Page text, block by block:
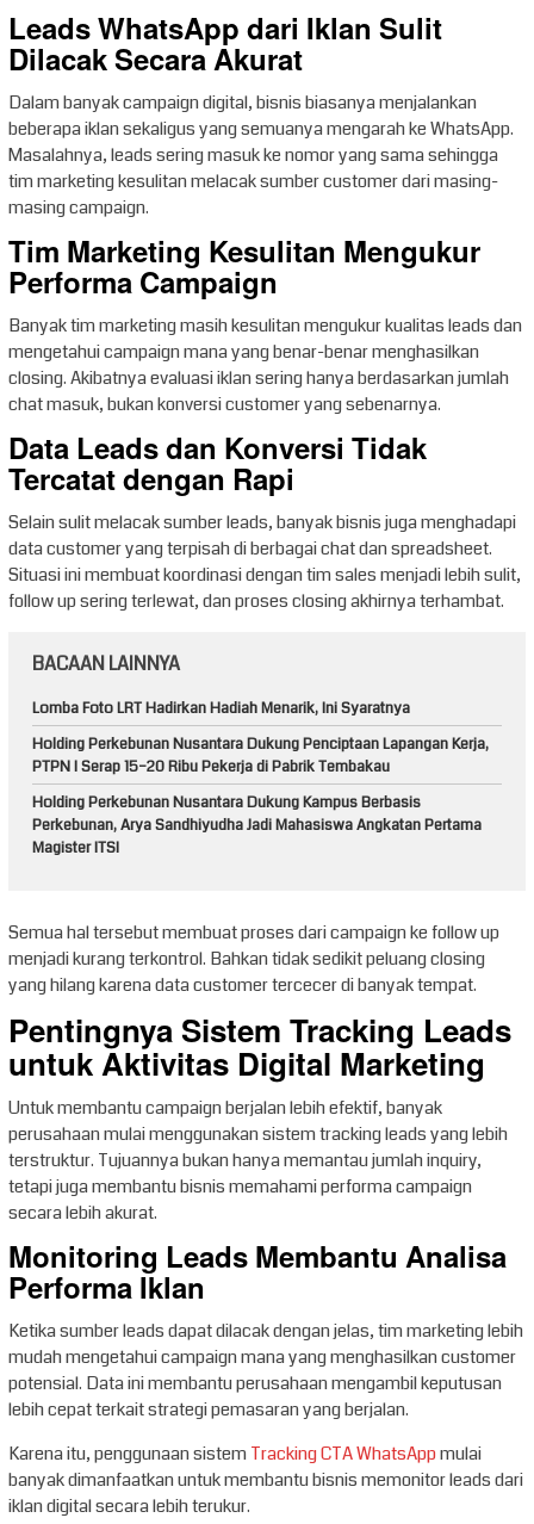
Leads WhatsApp dari Iklan Sulit
Dilacak Secara Akurat
Dalam banyak campaign digital, bisnis biasanya menjalankan
beberapa iklan sekaligus yang semuanya mengarah ke WhatsApp.
Masalahnya, leads sering masuk ke nomor yang sama sehingga
tim marketing kesulitan melacak sumber customer dari masing-
masing campaign.
Tim Marketing Kesulitan Mengukur
Performa Campaign
Banyak tim marketing masih kesulitan mengukur kualitas leads dan
mengetahui campaign mana yang benar-benar menghasilkan
closing. Akibatnya evaluasi iklan sering hanya berdasarkan jumlah
chat masuk, bukan konversi customer yang sebenarnya.
Data Leads dan Konversi Tidak
Tercatat dengan Rapi
Selain sulit melacak sumber leads, banyak bisnis juga menghadapi
data customer yang terpisah di berbagai chat dan spreadsheet.
Situasi ini membuat koordinasi dengan tim sales menjadi lebih sulit,
follow up sering terlewat, dan proses closing akhirnya terhambat.
BACAAN LAINNYA
Lomba Foto LRT Hadirkan Hadiah Menarik, Ini Syaratnya
Holding Perkebunan Nusantara Dukung Penciptaan Lapangan Kerja,
PTPN I Serap 15–20 Ribu Pekerja di Pabrik Tembakau
Holding Perkebunan Nusantara Dukung Kampus Berbasis
Perkebunan, Arya Sandhiyudha Jadi Mahasiswa Angkatan Pertama
Magister ITSI
Semua hal tersebut membuat proses dari campaign ke follow up
menjadi kurang terkontrol. Bahkan tidak sedikit peluang closing
yang hilang karena data customer tercecer di banyak tempat.
Pentingnya Sistem Tracking Leads
untuk Aktivitas Digital Marketing
Untuk membantu campaign berjalan lebih efektif, banyak
perusahaan mulai menggunakan sistem tracking leads yang lebih
terstruktur. Tujuannya bukan hanya memantau jumlah inquiry,
tetapi juga membantu bisnis memahami performa campaign
secara lebih akurat.
Monitoring Leads Membantu Analisa
Performa Iklan
Ketika sumber leads dapat dilacak dengan jelas, tim marketing lebih
mudah mengetahui campaign mana yang menghasilkan customer
potensial. Data ini membantu perusahaan mengambil keputusan
lebih cepat terkait strategi pemasaran yang berjalan.
Karena itu, penggunaan sistemTracking CTA WhatsAppmulai
banyak dimanfaatkan untuk membantu bisnis memonitor leads dari
iklan digital secara lebih terukur.